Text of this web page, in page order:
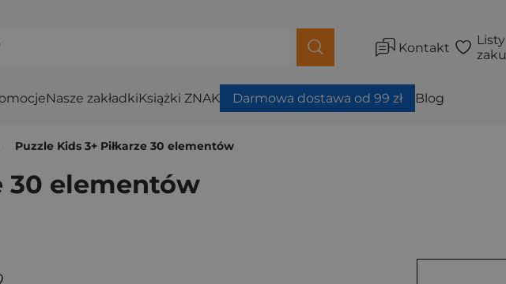
Kontakt
Listy
Nasze zakładkiKsiążki ZNAK Darmowa dostawa od 99 zł Blog
Puzzle Kids 3+ Piłkarze 30 elementów
30 elementów